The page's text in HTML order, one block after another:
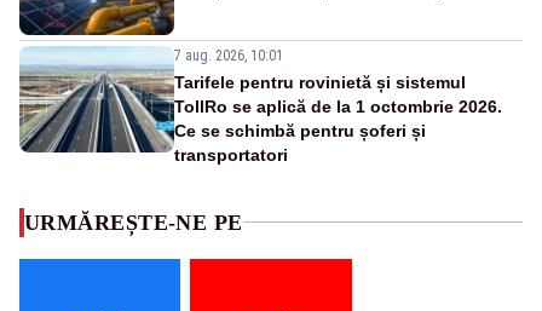
7 aug. 2026, 10:01
Tarifele pentru rovinietă și sistemul
TollRo se aplică de la 1 octombrie 2026.
Ce se schimbă pentru șoferi și
transportatori
URMĂREȘTE-NE PE